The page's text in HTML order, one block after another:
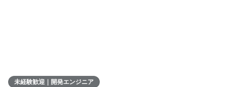
未経験歓迎｜開発エンジニア